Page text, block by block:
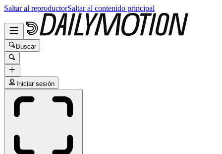
Saltar al reproductorSaltar al contenido principal
Buscar
Iniciar sesión